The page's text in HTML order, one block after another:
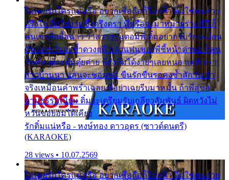
ไม่เคยรักใครแน่หรือ อยากเชื่อถือก็ไม่กล้า ติ๋มใช่คนสวย
ตรึงใจ ติ๋มใช่งามซึ้งตรึงตรา พี่หรือจะมาหมายร่วมชีวี ก็
คนเขาลืออื้อฉาว ว่าสาวๆรุมตอมพี่ ติ๋มอยากรับรักเหมือน
กัน แต่หวั่นจะช้ำดวงฤดี กลัวแฟนของพี่ชี้หน้าด่าทอ ก็คน
ชื่อต๋อยต้อยตุ้มตุ๋ยต่าย พี่ยังลืมได้ง่ายๆเลยหนอ แค่ตัวเรา
สาวบ้านนา แสนจะซอมซ่อ ขืนรักขืนรอคงช้ำสักวัน ถ้า
จริงเหมือนคำพร่ำเฉลย พี่อย่าเฉยรีบมาหมั้น ถ้าพี่สู่ขอ
ตามธรรมเนียม ติ๋มจะเตรียมรับเกลียวสัมพันธ์ ผิดหวังไม่
หวั่นขอยอมได้เคียง
รักติ๋มแน่หรือ - หงษ์ทอง ดาวอุดร (ซาวด์ดนตรี)
(KARAOKE)
28 views • 10.07.2569
ไม่เคยรักใครแน่หรือ อยากเชื่อถือก็ไม่กล้า ติ๋มใช่คนสวย